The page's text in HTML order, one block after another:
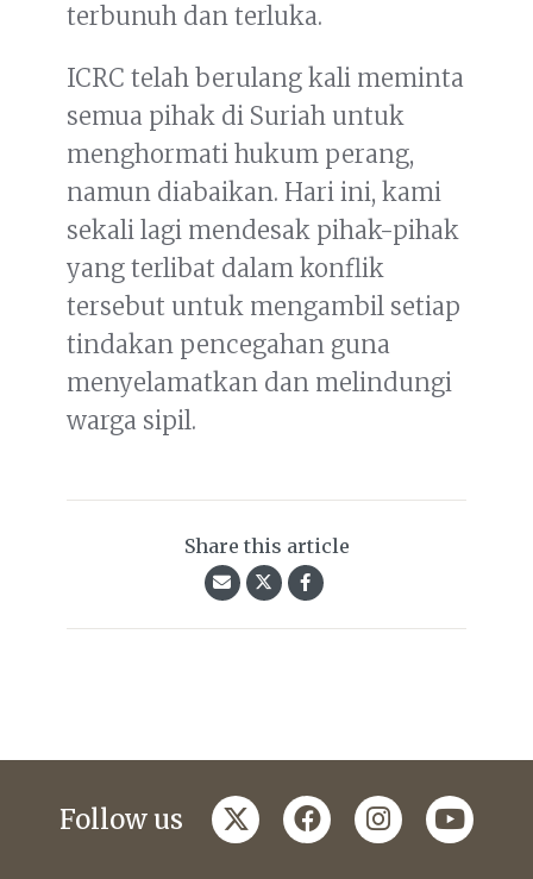
terbunuh dan terluka.
ICRC telah berulang kali meminta
semua pihak di Suriah untuk
menghormati hukum perang,
namun diabaikan. Hari ini, kami
sekali lagi mendesak pihak-pihak
yang terlibat dalam konflik
tersebut untuk mengambil setiap
tindakan pencegahan guna
menyelamatkan dan melindungi
warga sipil.
Share this article
Follow us twitterfacebookinstagramyoutube